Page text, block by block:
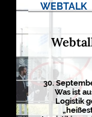
e
u
c
h
l
a
d
s
L
o
WEBTALK
30.
Was ist
Logistik